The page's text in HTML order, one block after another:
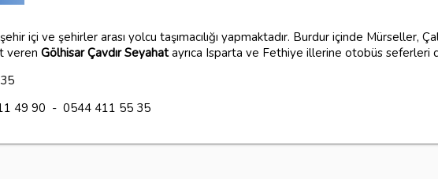
içi ve şehirler arası yolcu taşımacılığı yapmaktadır. Burdur içinde Mürseller,
veren Gölhisar Çavdır Seyahatayrıca Isparta ve Fethiye illerine otobüs seferleri
49 90 - 0544 411 55 35